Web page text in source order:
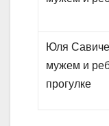
Юля
мужем и
прогулке